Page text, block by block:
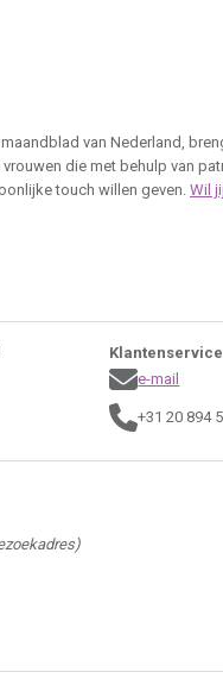
van Nederland,
die met behulp van
touch willen geven.Wil
e-mail
+31 20 894